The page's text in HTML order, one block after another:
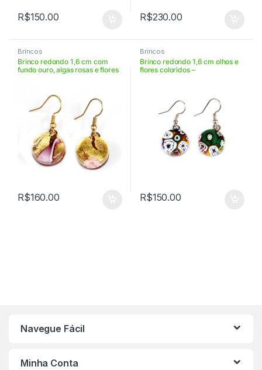
R$150.00 R$230.00
Brincos
Brinco redondo 1,6 cm com
fundo ouro, algas rosas e flores
R$160.00
Brincos
Brinco redondo 1,6 cm olhos e
flores coloridos –
R$150.00
Navegue Fácil
Minha Conta